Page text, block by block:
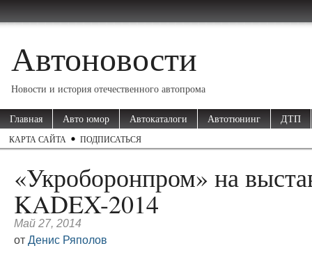
Автоновости
Новости и история отечественного автопрома
Главная Авто юмор Автокаталоги Автотюнинг ДТП
КАРТА САЙТА ПОДПИСАТЬСЯ
«Укроборонпром» на
KADEX-2014
Май 27, 2014
от Денис Ряполов